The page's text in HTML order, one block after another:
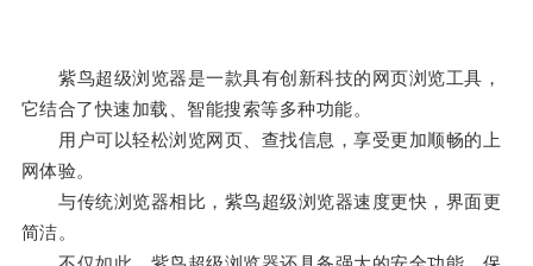
紫鸟超级浏览器是一款具有创新科技的网页浏览工具，
它结合了快速加载、智能搜索等多种功能。
用户可以轻松浏览网页、查找信息，享受更加顺畅的上
网体验。
与传统浏览器相比，紫鸟超级浏览器速度更快，界面更
简洁。